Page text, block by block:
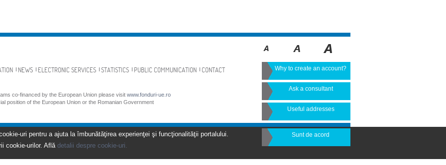
NEWS ELECTRONIC SERVICES STATISTICS PUBLIC COMMUNICATION CONTACT
co-financed by the European Union please visit www.fonduri-ue.ro
position of the European Union or the Romanian Government
Why to create an account?
Ask a consultant
Useful addresses
uri pentru a ajuta la îmbunătăţirea experienţei şi funcţionalităţii portalului.
cookie-urilor. Află detalii despre cookie-uri.
Sunt de acord